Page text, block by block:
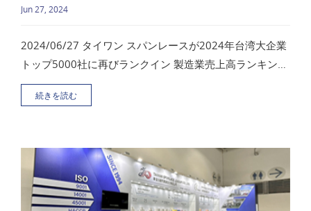
Jun 27, 2024
2024/06/27 タイワン スパンレースが2024年台湾大企業
トップ5000社に再びランクイン 製造業売上高ランキン
グ：1504位 人造繊維産業: 39位 製造業業績ランキング：
341位 いわゆる
続きを読む